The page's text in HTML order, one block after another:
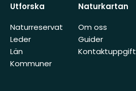
Utforska
Naturreservat
Leder
Län
Kommuner
Naturkartan
Om oss
Guider